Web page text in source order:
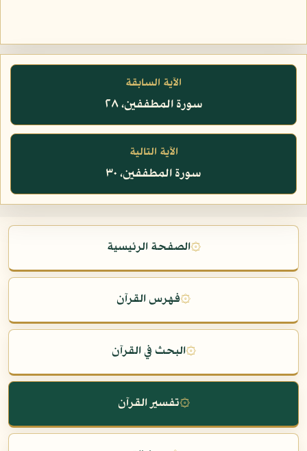
الآية السابقة
سورة المطففين، ٢٨
الآية التالية
سورة المطففين، ٣٠
۞الصفحة الرئيسية
۞فهرس القرآن
۞البحث في القرآن
۞تفسير القرآن